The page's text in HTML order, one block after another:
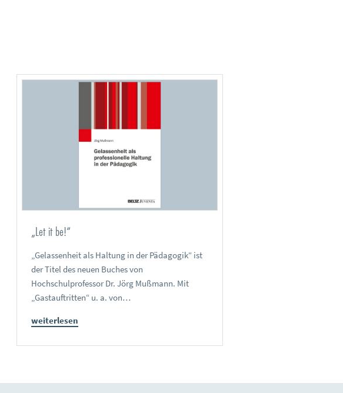
„Let it be!“
„Gelassenheit als Haltung in der Pädagogik“ ist
der Titel des neuen Buches von
Hochschulprofessor Dr. Jörg Mußmann. Mit
„Gastauftritten“ u. a. von…
weiterlesen